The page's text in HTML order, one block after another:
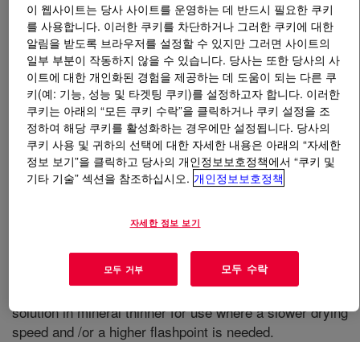
무엇입니까PARALOID™ B-67MT Resin?
compatibility with long oil alkyds. The addition of the
product to alkyds, oils, or varnishes produces coatings
with improved hardness, slightly slower drying speed
(compared with PARALOID™ B-67 versions), and better
color and gloss retention. Supplied as a 45% solids
solution in mineral thinner for use where a slower drying
speed and /or a higher flashpoint is needed.
이 웹사이트는 당사 사이트를 운영하는 데 반드시 필요한 쿠키
를 사용합니다. 이러한 쿠키를 차단하거나 그러한 쿠키에 대한
알림을 받도록 브라우저를 설정할 수 있지만 그러면 사이트의
일부 부분이 작동하지 않을 수 있습니다. 당사는 또한 당사의 사
이트에 대한 개인화된 경험을 제공하는 데 도움이 되는 다른 쿠
키(예: 기능, 성능 및 타겟팅 쿠키)를 설정하고자 합니다. 이러한
쿠키는 아래의 “모든 쿠키 수락”을 클릭하거나 쿠키 설정을 조
정하여 해당 쿠키를 활성화하는 경우에만 설정됩니다. 당사의
쿠키 사용 및 귀하의 선택에 대한 자세한 내용은 아래의 “자세한
정보 보기”을 클릭하고 당사의 개인정보보호정책에서 “쿠키 및
기타 기술” 섹션을 참조하십시오. 개인정보보호정책
자세한 정보 보기
모두 거부 모두 수락